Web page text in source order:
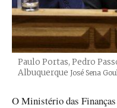
Paulo Portas, Pedro
Albuquerque Créditos
José Sena
O Ministério das